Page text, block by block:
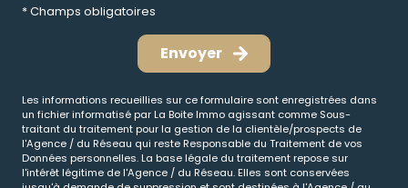
* Champs obligatoires
Envoyer
Les informations recueillies sur ce formulaire sont enregistrées dans
un fichier informatisé par La Boite Immo agissant comme Sous-
traitant du traitement pour la gestion de la clientèle/prospects de
l'Agence / du Réseau qui reste Responsable du Traitement de vos
Données personnelles. La base légale du traitement repose sur
l'intérêt légitime de l'Agence / du Réseau. Elles sont conservées